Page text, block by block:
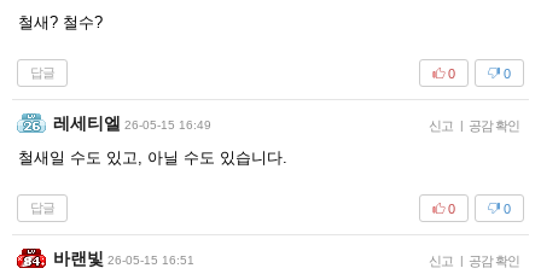
철새? 철수?
답글 0
0
레세티엘 26-05-15 16:49 신고 | 공감 확인
철새일 수도 있고, 아닐 수도 있습니다.
답글 0
0
바랜빛 26-05-15 16:51 신고 | 공감 확인